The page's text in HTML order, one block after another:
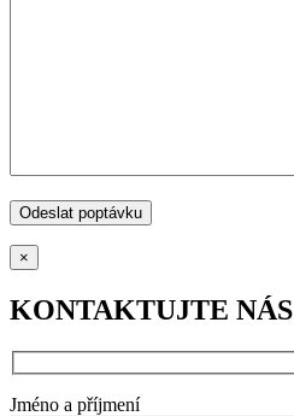
×
KONTAKTUJTE NÁS
Jméno a příjmení